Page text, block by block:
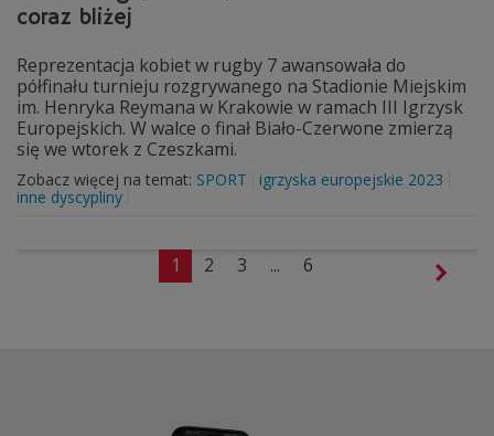
coraz bliżej
Reprezentacja kobiet w rugby 7 awansowała do
półfinału turnieju rozgrywanego na Stadionie Miejskim
im. Henryka Reymana w Krakowie w ramach III Igrzysk
Europejskich. W walce o finał Biało-Czerwone zmierzą
się we wtorek z Czeszkami.
Zobacz więcej na temat: SPORT
igrzyska europejskie 2023
inne dyscypliny
1 2 3 ... 6